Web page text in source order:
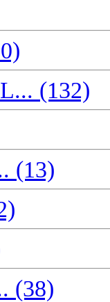
(132)
(13)
(38)